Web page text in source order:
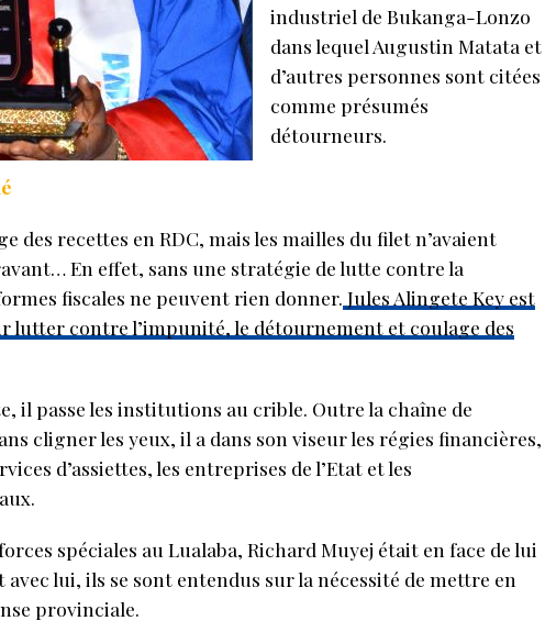
industriel de Bukanga-Lonzo
dans lequel Augustin Matata et
d’autres personnes sont citées
comme présumés
détourneurs.
des recettes en RDC, mais les mailles du filet n’avaient
En effet, sans une stratégie de lutte contre la
fiscales ne peuvent rien donner. Jules Alingete Key est
lutter contre l’impunité, le détournement et coulage des
il passe les institutions au crible. Outre la chaîne de
cligner les yeux, il a dans son viseur les régies financières,
d’assiettes, les entreprises de l’Etat et les
spéciales au Lualaba, Richard Muyej était en face de lui
avec lui, ils se sont entendus sur la nécessité de mettre en
provinciale.